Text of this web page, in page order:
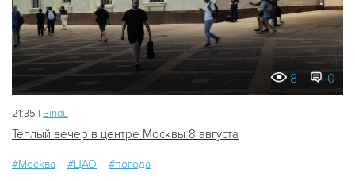
8 0
21:35 | Bindu
Тёплый вечер в центре Москвы 8 августа
#Москва #ЦАО #погода